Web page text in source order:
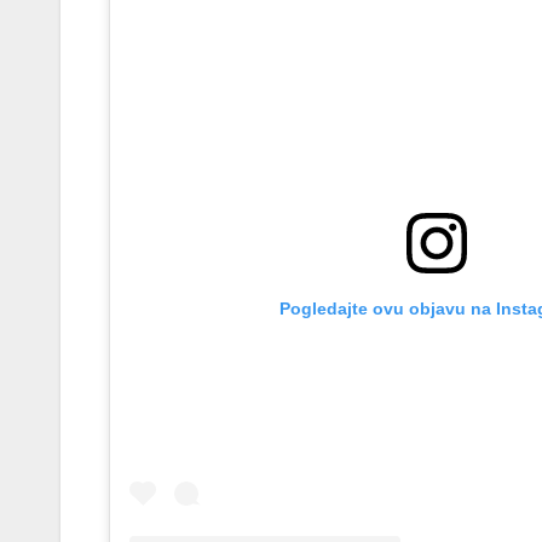
Pogledajte ovu objavu na